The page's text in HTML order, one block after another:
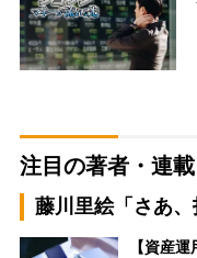
注目の著者・連載
藤川里絵「さあ、
【資産